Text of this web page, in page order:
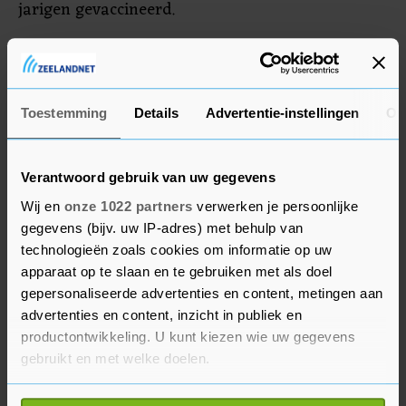
Toestemming Details Advertentie-instellingen
Verantwoord gebruik van uw gegevens
Wij en onze 1022 partners verwerken je persoonlijke
gegevens (bijv. uw IP-adres) met behulp van
technologieën zoals cookies om informatie op uw
apparaat op te slaan en te gebruiken met als doel
gepersonaliseerde advertenties en content, metingen aan
advertenties en content, inzicht in publiek en
productontwikkeling. U kunt kiezen wie uw gegevens
gebruikt en met welke doelen.
Als u het toestaat, willen we ook graag:
jarigen gevaccineerd.
Meeste risico
Van de 65- tot 89-jarigen heeft meer dan 90
procent een eerste prik gehad en is meer dan 80
vaccinatiecampagne begon bij deze groepen,
omdat zij het meeste risico lopen bij een
besmetting. Vanwege de hoge vaccinatiegraad
verwacht de overheid dat het aantal
ziekenhuisopnames en sterfgevallen onder hen
meevalt nu het aantal positieve tests explosief
stijgt.
In 38 procent van de gemeenten heeft meer dan